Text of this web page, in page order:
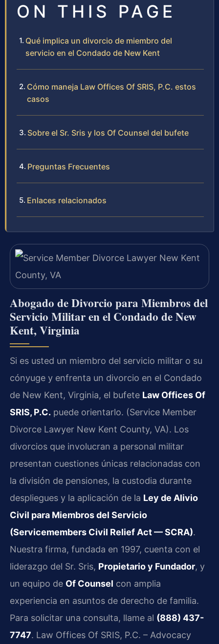
ON THIS PAGE
Qué implica un divorcio de miembro del
servicio en el Condado de New Kent
Cómo maneja Law Offices Of SRIS, P.C. estos
casos
Sobre el Sr. Sris y los Of Counsel del bufete
Preguntas Frecuentes
Enlaces relacionados
Abogado de Divorcio para Miembros del
Servicio Militar en el Condado de New
Kent, Virginia
Si es usted un miembro del servicio militar o su
cónyuge y enfrenta un divorcio en el Condado
de New Kent, Virginia, el bufete Law Offices Of
SRIS, P.C. puede orientarlo. (Service Member
Divorce Lawyer New Kent County, VA). Los
divorcios que involucran a personal militar
presentan cuestiones únicas relacionadas con
la división de pensiones, la custodia durante
despliegues y la aplicación de la Ley de Alivio
Civil para Miembros del Servicio
(Servicemembers Civil Relief Act — SCRA).
Nuestra firma, fundada en 1997, cuenta con el
liderazgo del Sr. Sris, Propietario y Fundador, y
un equipo de Of Counsel con amplia
experiencia en asuntos de derecho de familia.
Para solicitar una consulta, llame al (888) 437-
7747. Law Offices Of SRIS, P.C. – Advocacy